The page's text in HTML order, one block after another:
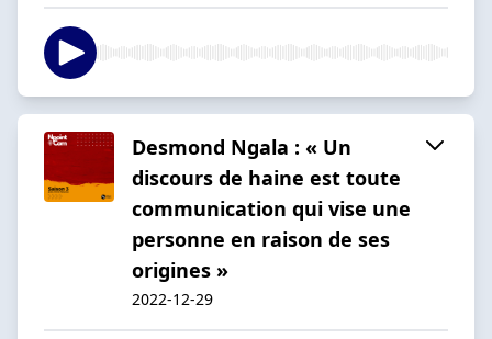
Desmond Ngala : « Un
discours de haine est toute
communication qui vise une
personne en raison de ses
origines »
2022-12-29